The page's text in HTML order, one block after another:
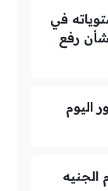
في
رفع
اليوم
الجنيه